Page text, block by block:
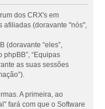
dos CRX's em
afiliadas (doravante "nós",
(doravante “eles”,
phpBB”, “Equipas
as suas sessões
A primeira, ao
fará com que o Software